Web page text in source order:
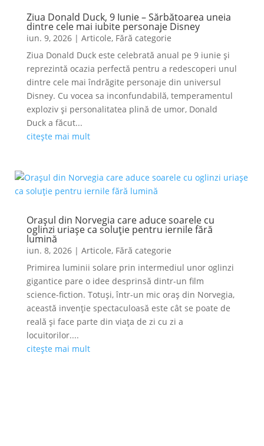
Ziua Donald Duck, 9 Iunie – Sărbătoarea uneia
dintre cele mai iubite personaje Disney
iun. 9, 2026| Articole, Fără categorie
Ziua Donald Duck este celebrată anual pe 9 iunie și
reprezintă ocazia perfectă pentru a redescoperi unul
dintre cele mai îndrăgite personaje din universul
Disney. Cu vocea sa inconfundabilă, temperamentul
exploziv și personalitatea plină de umor, Donald
Duck a făcut...
citește mai mult
Orașul din Norvegia care aduce soarele cu
oglinzi uriașe ca soluție pentru iernile fără
lumină
iun. 8, 2026| Articole, Fără categorie
Primirea luminii solare prin intermediul unor oglinzi
gigantice pare o idee desprinsă dintr-un film
science-fiction. Totuși, într-un mic oraș din Norvegia,
această invenție spectaculoasă este cât se poate de
reală și face parte din viața de zi cu zi a
locuitorilor....
citește mai mult